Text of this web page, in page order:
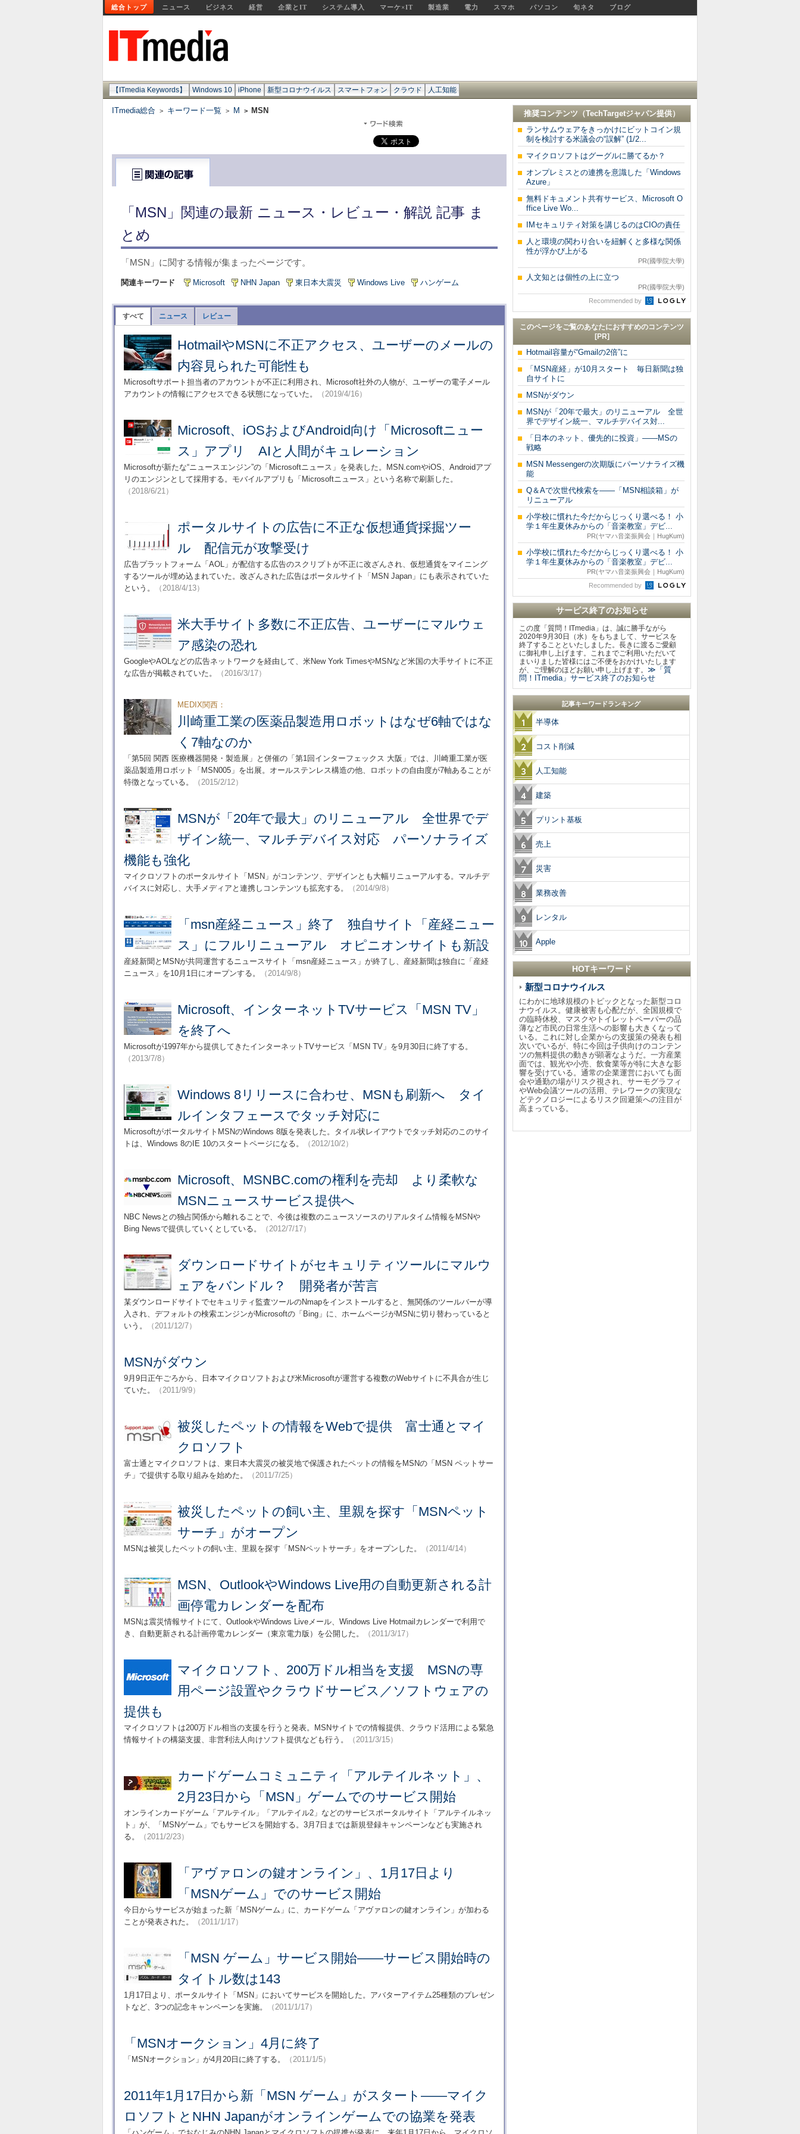
総合トップ ニュース ビジネス 経営 企業とIT システム導入 マーケ×IT 製造業 電力 スマホ パソコン 旬ネタ ブログ
【ITmedia Keywords】 Windows 10 iPhone 新型コロナウイルス スマートフォン クラウド 人工知能
ITmedia総合 > キーワード一覧 > M > MSN
「MSN」関連の最新 ニュース・レビュー・解説 記事 ま
とめ
「MSN」に関する情報が集まったページです。
関連キーワード Microsoft NHN Japan 東日本大震災 Windows Live ハンゲーム
すべて ニュース レビュー
HotmailやMSNに不正アクセス、ユーザーのメールの
内容見られた可能性も
Microsoftサポート担当者のアカウントが不正に利用され、Microsoft社外の人物が、ユーザーの電子メール
アカウントの情報にアクセスできる状態になっていた。
（2019/4/16）
Microsoft、iOSおよびAndroid向け「Microsoftニュー
ス」アプリ AIと人間がキュレーション
Microsoftが新たな“ニュースエンジン”の「Microsoftニュース」を発表した。MSN.comやiOS、Androidアプ
リのエンジンとして採用する。モバイルアプリも「Microsoftニュース」という名称で刷新した。
（2018/6/21）
ポータルサイトの広告に不正な仮想通貨採掘ツー
ル 配信元が攻撃受け
広告プラットフォーム「AOL」が配信する広告のスクリプトが不正に改ざんされ、仮想通貨をマイニング
するツールが埋め込まれていた。改ざんされた広告はポータルサイト「MSN Japan」にも表示されていた
という。
（2018/4/13）
米大手サイト多数に不正広告、ユーザーにマルウェ
ア感染の恐れ
GoogleやAOLなどの広告ネットワークを経由して、米New York TimesやMSNなど米国の大手サイトに不正
な広告が掲載されていた。
（2016/3/17）
MEDIX関西：
川崎重工業の医薬品製造用ロボットはなぜ6軸ではな
く7軸なのか
「第5回 関西 医療機器開発・製造展」と併催の「第1回インターフェックス 大阪」では、川崎重工業が医
薬品製造用ロボット「MSN005」を出展。オールステンレス構造の他、ロボットの自由度が7軸あることが
特徴となっている。
（2015/2/12）
MSNが「20年で最大」のリニューアル 全世界でデ
ザイン統一、マルチデバイス対応 パーソナライズ
機能も強化
マイクロソフトのポータルサイト「MSN」がコンテンツ、デザインとも大幅リニューアルする。マルチデ
バイスに対応し、大手メディアと連携しコンテンツも拡充する。
（2014/9/8）
「msn産経ニュース」終了 独自サイト「産経ニュー
ス」にフルリニューアル オピニオンサイトも新設
産経新聞とMSNが共同運営するニュースサイト「msn産経ニュース」が終了し、産経新聞は独自に「産経
ニュース」を10月1日にオープンする。
（2014/9/8）
Microsoft、インターネットTVサービス「MSN TV」
を終了へ
Microsoftが1997年から提供してきたインターネットTVサービス「MSN TV」を9月30日に終了する。
（2013/7/8）
Windows 8リリースに合わせ、MSNも刷新へ タイ
ルインタフェースでタッチ対応に
MicrosoftがポータルサイトMSNのWindows 8版を発表した。タイル状レイアウトでタッチ対応のこのサイ
トは、Windows 8のIE 10のスタートページになる。
（2012/10/2）
Microsoft、MSNBC.comの権利を売却 より柔軟な
MSNニュースサービス提供へ
NBC Newsとの独占関係から離れることで、今後は複数のニュースソースのリアルタイム情報をMSNや
Bing Newsで提供していくとしている。
（2012/7/17）
ダウンロードサイトがセキュリティツールにマルウ
ェアをバンドル？ 開発者が苦言
某ダウンロードサイトでセキュリティ監査ツールのNmapをインストールすると、無関係のツールバーが導
入され、デフォルトの検索エンジンがMicrosoftの「Bing」に、ホームページがMSNに切り替わっていると
いう。
（2011/12/7）
MSNがダウン
9月9日正午ごろから、日本マイクロソフトおよび米Microsoftが運営する複数のWebサイトに不具合が生じ
ていた。
（2011/9/9）
被災したペットの情報をWebで提供 富士通とマイ
クロソフト
富士通とマイクロソフトは、東日本大震災の被災地で保護されたペットの情報をMSNの「MSN ペットサー
チ」で提供する取り組みを始めた。
（2011/7/25）
被災したペットの飼い主、里親を探す「MSNペット
サーチ」がオープン
MSNは被災したペットの飼い主、里親を探す「MSNペットサーチ」をオープンした。 （2011/4/14）
MSN、OutlookやWindows Live用の自動更新される計
画停電カレンダーを配布
MSNは震災情報サイトにて、OutlookやWindows Liveメール、Windows Live Hotmailカレンダーで利用で
き、自動更新される計画停電カレンダー（東京電力版）を公開した。
（2011/3/17）
マイクロソフト、200万ドル相当を支援 MSNの専
用ページ設置やクラウドサービス／ソフトウェアの
提供も
マイクロソフトは200万ドル相当の支援を行うと発表。MSNサイトでの情報提供、クラウド活用による緊急
情報サイトの構築支援、非営利法人向けソフト提供なども行う。
（2011/3/15）
カードゲームコミュニティ「アルテイルネット」、
2月23日から「MSN」ゲームでのサービス開始
オンラインカードゲーム「アルテイル」「アルテイル2」などのサービスポータルサイト「アルテイルネッ
ト」が、「MSNゲーム」でもサービスを開始する。3月7日までは新規登録キャンペーンなども実施され
る。
（2011/2/23）
「アヴァロンの鍵オンライン」、1月17日より
「MSNゲーム」でのサービス開始
今日からサービスが始まった新「MSNゲーム」に、カードゲーム「アヴァロンの鍵オンライン」が加わる
ことが発表された。
（2011/1/17）
「MSN ゲーム」サービス開始――サービス開始時の
タイトル数は143
1月17日より、ポータルサイト「MSN」においてサービスを開始した。アバターアイテム25種類のプレゼン
トなど、3つの記念キャンペーンを実施。
（2011/1/17）
「MSNオークション」4月に終了
「MSNオークション」が4月20日に終了する。 （2011/1/5）
2011年1月17日から新「MSN ゲーム」がスタート――マイク
ロソフトとNHN Japanがオンラインゲームでの協業を発表
推奨コンテンツ（TechTargetジャパン提供）
ランサムウェアをきっかけにビットコイン規
制を検討する米議会の“誤解” (1/2...
マイクロソフトはグーグルに勝てるか？
オンプレミスとの連携を意識した「Windows
Azure」
無料ドキュメント共有サービス、Microsoft O
ffice Live Wo...
IMセキュリティ対策を講じるのはCIOの責任
人と環境の関わり合いを紐解くと多様な関係
性が浮かび上がる
PR(國學院大學)
人文知とは個性の上に立つ
PR(國學院大學)
Recommended by
このページをご覧のあなたにおすすめのコンテンツ
[PR]
Hotmail容量が“Gmailの2倍”に
「MSN産経」が10月スタート 毎日新聞は独
自サイトに
MSNがダウン
MSNが「20年で最大」のリニューアル 全世
界でデザイン統一、マルチデバイス対...
「日本のネット、優先的に投資」――MSの
戦略
MSN Messengerの次期版にパーソナライズ機
能
Q＆Aで次世代検索を――「MSN相談箱」が
リニューアル
小学校に慣れた今だからじっくり選べる！ 小
学１年生夏休みからの「音楽教室」デビ...
PR(ヤマハ音楽振興会｜HugKum)
小学校に慣れた今だからじっくり選べる！ 小
学１年生夏休みからの「音楽教室」デビ...
PR(ヤマハ音楽振興会｜HugKum)
Recommended by
サービス終了のお知らせ
この度「質問！ITmedia」は、誠に勝手ながら
2020年9月30日（水）をもちまして、サービスを
終了することといたしました。長きに渡るご愛顧
に御礼申し上げます。これまでご利用いただいて
まいりました皆様にはご不便をおかけいたします
が、ご理解のほどお願い申し上げます。 ≫「質
問！ITmedia」サービス終了のお知らせ
記事キーワードランキング
半導体
コスト削減
人工知能
建築
プリント基板
売上
災害
業務改善
レンタル
Apple
HOTキーワード
新型コロナウイルス
にわかに地球規模のトピックとなった新型コロ
ナウイルス。健康被害も心配だが、全国規模で
の臨時休校、マスクやトイレットペーパーの品
薄など市民の日常生活への影響も大きくなって
いる。これに対し企業からの支援策の発表も相
次いでいるが、特に今回は子供向けのコンテン
ツの無料提供の動きが顕著なようだ。一方産業
面では、観光や小売、飲食業等が特に大きな影
響を受けている。通常の企業運営においても面
会や通勤の場がリスク視され、サーモグラフィ
やWeb会議ツールの活用、テレワークの実現な
どテクノロジーによるリスク回避策への注目が
高まっている。